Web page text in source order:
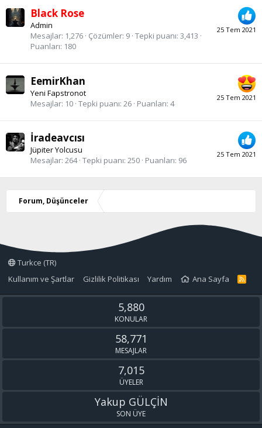
25 Tem 2021
Black Rose
Admin
Mesajlar 1,276 Çözümler 9 Tepki puanı 3,413
Puanları 180
25 Tem 2021
EemirKhan
Yeni Fapstronot
Mesajlar 10 Tepki puanı 26 Puanları 4
25 Tem 2021
İradeavcısı
Jüpiter Yolcusu
Mesajlar 264 Tepki puanı 250 Puanları 96
Forum, Düşünceler
Turkce (TR)
Kullanım ve Şartlar
Gizlilik Politikası Yardım Ana Sayfa
R
S
5,880
KONULAR
58,771
MESAJLAR
7,015
ÜYELER
Yakup GÜLÇİN
SON ÜYE